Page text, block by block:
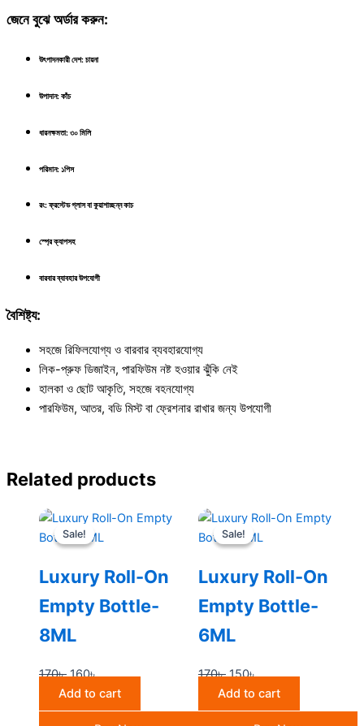
জেনে বুঝে অর্ডার করুন:
উৎপাদনকারী দেশ: চায়না
উপাদান: কাঁচ
ধারনক্ষমতা: ৩০ মিলি
পরিমান: ১পিস
রং: ফ্রস্টেড গ্লাস বা কুয়াশাচ্ছন্ন কাচ
স্প্রে ক্যাপসহ
বারবার ব্যাবহার উপযোগী
বৈশিষ্ট্য:
সহজে রিফিলযোগ্য ও বারবার ব্যবহারযোগ্য
লিক-প্রুফ ডিজাইন, পারফিউম নষ্ট হওয়ার ঝুঁকি নেই
হালকা ও ছোট আকৃতি, সহজে বহনযোগ্য
পারফিউম, আতর, বডি মিস্ট বা ফ্রেশনার রাখার জন্য উপযোগী
Related products
Sale!
Sale!
Luxury Roll-On
Empty Bottle-
8ML
170৳
Original
price
170৳ .
160৳
Current
price
160৳ .
Add to cart
Sale!
Sale!
Luxury Roll-On
Empty Bottle-
6ML
170৳
Original
price
170৳ .
150৳
Current
price
150৳ .
Add to cart